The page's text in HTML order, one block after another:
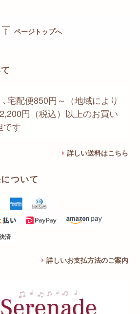
vertical_align_top ページトップへ
宅配便850円～（地域により
円（税込）以上のお買い
です
詳しい送料はこちら
ついて
済
詳しいお支払方法のご案内